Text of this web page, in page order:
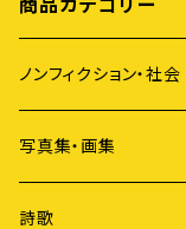
商品カテゴリー
ノンフィクション・社会
アイヌ
原発
写真集・画集
詩歌